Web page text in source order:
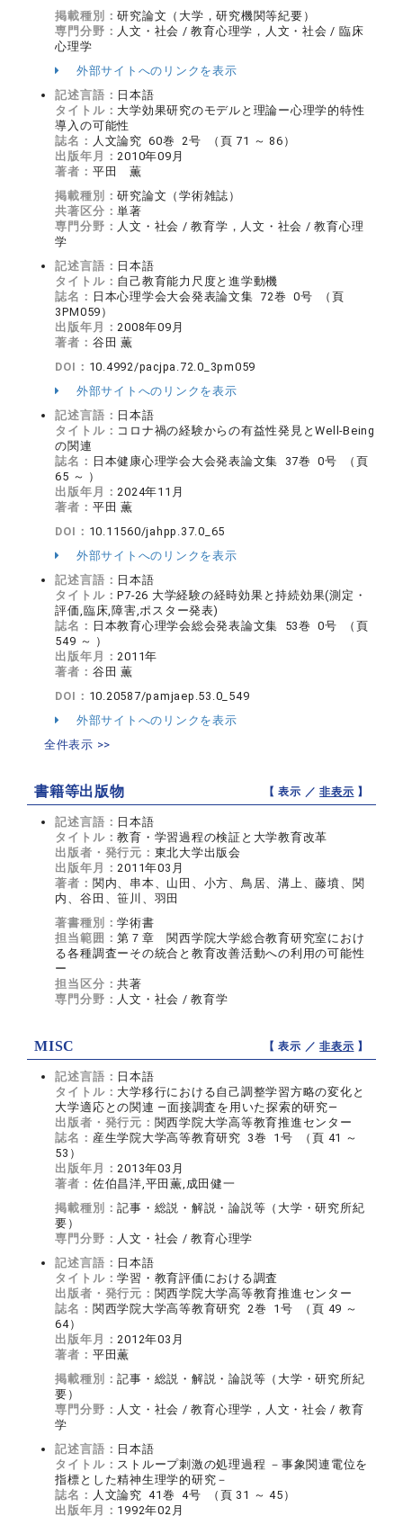
掲載種別：研究論文（大学，研究機関等紀要）
専門分野： 人文・社会 / 教育心理学，人文・社会 / 臨床
心理学
外部サイトへのリンクを表示
記述言語： 日本語
タイトル： 大学効果研究のモデルと理論ー心理学的特性
導入の可能性
誌名： 人文論究 60巻 2号 （頁 71 ～ 86）
出版年月：2010年09月
著者： 平田 薫
掲載種別：研究論文（学術雑誌）
共著区分：単著
専門分野： 人文・社会 / 教育学，人文・社会 / 教育心理
学
記述言語： 日本語
タイトル： 自己教育能力尺度と進学動機
誌名： 日本心理学会大会発表論文集 72巻 0号 （頁
3PM059）
出版年月：2008年09月
著者： 谷田 薫
DOI： 10.4992/pacjpa.72.0_3pm059
外部サイトへのリンクを表示
記述言語： 日本語
タイトル： コロナ禍の経験からの有益性発見とWell-Being
の関連
誌名： 日本健康心理学会大会発表論文集 37巻 0号 （頁
65 ～ ）
出版年月：2024年11月
著者： 平田 薫
DOI： 10.11560/jahpp.37.0_65
外部サイトへのリンクを表示
記述言語： 日本語
タイトル：P7-26 大学経験の経時効果と持続効果(測定・
評価,臨床,障害,ポスター発表)
誌名： 日本教育心理学会総会発表論文集 53巻 0号 （頁
549 ～ ）
出版年月：2011年
著者： 谷田 薫
DOI： 10.20587/pamjaep.53.0_549
外部サイトへのリンクを表示
全件表示 >>
書籍等出版物 【 表示 ／非表示 】
記述言語： 日本語
タイトル：教育・学習過程の検証と大学教育改革
出版者・発行元： 東北大学出版会
出版年月：2011年03月
著者： 関内、串本、山田、小方、鳥居、溝上、藤墳、関
内、谷田、笹川、羽田
著書種別：学術書
担当範囲：第７章 関西学院大学総合教育研究室におけ
る各種調査ーその統合と教育改善活動への利用の可能性
ー
担当区分：共著
専門分野： 人文・社会 / 教育学
MISC 【 表示 ／非表示 】
記述言語： 日本語
タイトル： 大学移行における自己調整学習方略の変化と
大学適応との関連 ―面接調査を用いた探索的研究―
出版者・発行元： 関西学院大学高等教育推進センター
誌名： 産生学院大学高等教育研究 3巻 1号 （頁 41 ～
53）
出版年月：2013年03月
著者： 佐伯昌洋,平田薫,成田健一
掲載種別：記事・総説・解説・論説等（大学・研究所紀
要）
専門分野： 人文・社会 / 教育心理学
記述言語： 日本語
タイトル：学習・教育評価における調査
出版者・発行元： 関西学院大学高等教育推進センター
誌名： 関西学院大学高等教育研究 2巻 1号 （頁 49 ～
64）
出版年月：2012年03月
著者： 平田薫
掲載種別：記事・総説・解説・論説等（大学・研究所紀
要）
専門分野： 人文・社会 / 教育心理学，人文・社会 / 教育
学
記述言語： 日本語
タイトル： ストループ刺激の処理過程 －事象関連電位を
指標とした精神生理学的研究－
誌名： 人文論究 41巻 4号 （頁 31 ～ 45）
出版年月： 1992年02月